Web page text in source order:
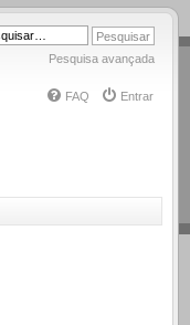
Pesquisa avançada
FAQ Entrar